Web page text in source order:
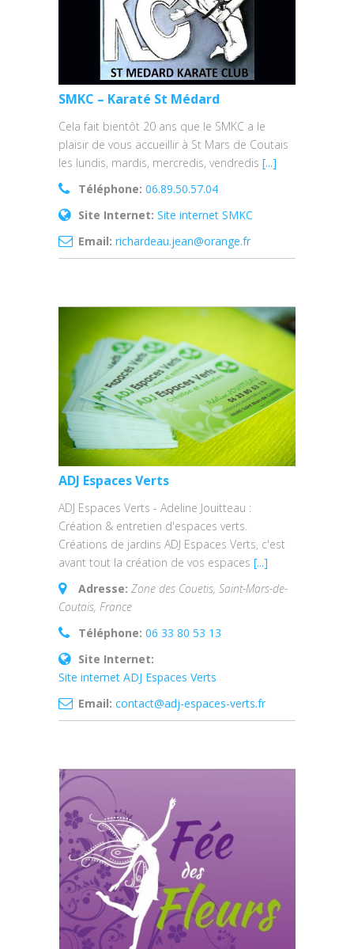
SMKC – Karaté St Médard
Cela fait bientôt 20 ans que le SMKC a le
plaisir de vous accueillir à St Mars de Coutais
les lundis, mardis, mercredis, vendredis [...]
Téléphone: 06.89.50.57.04
Site Internet: Site internet SMKC
Email: richardeau.jean@orange.fr
ADJ Espaces Verts
ADJ Espaces Verts - Adeline Jouitteau :
Création & entretien d'espaces verts.
Créations de jardins ADJ Espaces Verts, c'est
avant tout la création de vos espaces [...]
Adresse: Zone des Couetis, Saint-Mars-de-
Coutais, France
Téléphone: 06 33 80 53 13
Site Internet:
Site internet ADJ Espaces Verts
Email: contact@adj-espaces-verts.fr